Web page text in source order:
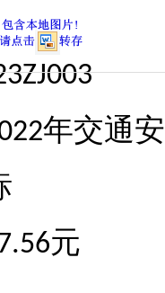
年交通
元